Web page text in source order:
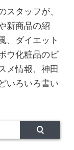
スタッフが、
新商品の紹
、ダイエット
ウ化粧品のビ
メ情報、神田
いろいろ書い